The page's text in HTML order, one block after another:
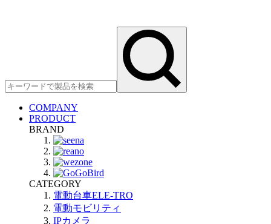
COMPANY
PRODUCT
BRAND
CATEGORY
電動台車ELE-TRO
電動モビリティ
IPカメラ